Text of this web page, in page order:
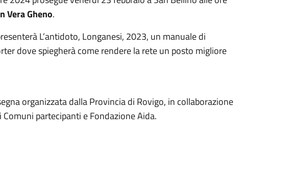
Vera Gheno.
L’antidoto, Longanesi, 2023, un manuale di
dove spiegherà come rendere la rete un posto migliore
organizzata dalla Provincia di Rovigo, in collaborazione
partecipanti e Fondazione Aida.